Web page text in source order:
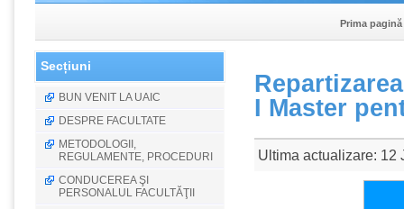
Prima pagină
Secțiuni
BUN VENIT LA UAIC
DESPRE FACULTATE
METODOLOGII,
REGULAMENTE, PROCEDURI
CONDUCEREA ŞI
PERSONALUL FACULTĂŢII
I Master
Ultima actualizare: 12